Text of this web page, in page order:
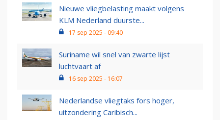
Nieuwe vliegbelasting maakt volgens
KLM Nederland duurste...
17 sep 2025 - 09:40
Suriname wil snel van zwarte lijst
luchtvaart af
16 sep 2025 - 16:07
Nederlandse vliegtaks fors hoger,
uitzondering Caribisch...